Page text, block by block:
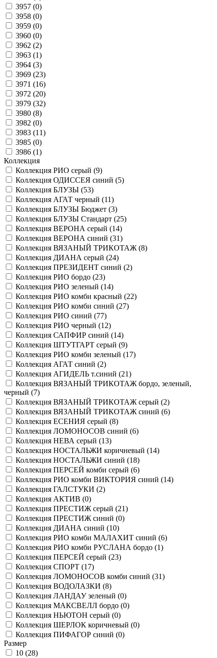
3957 (0)
3958 (0)
3959 (0)
3960 (0)
3962 (2)
3963 (1)
3964 (3)
3969 (23)
3971 (16)
3972 (20)
3979 (32)
3980 (8)
3982 (0)
3983 (11)
3985 (0)
3986 (1)
Коллекция
Коллекция РИО серый (9)
Коллекция ОДИССЕЯ синий (5)
Коллекция БЛУЗЫ (53)
Коллекция АГАТ черный (11)
Коллекция БЛУЗЫ Бюджет (3)
Коллекция БЛУЗЫ Стандарт (25)
Коллекция ВЕРОНА серый (14)
Коллекция ВЕРОНА синий (31)
Коллекция ВЯЗАНЫЙ ТРИКОТАЖ (8)
Коллекция ДИАНА серый (24)
Коллекция ПРЕЗИДЕНТ синий (2)
Коллекция РИО бордо (23)
Коллекция РИО зеленый (14)
Коллекция РИО комби красный (22)
Коллекция РИО комби синий (27)
Коллекция РИО синий (77)
Коллекция РИО черный (12)
Коллекция САПФИР синий (14)
Коллекция ШТУТГАРТ серый (9)
Коллекция РИО комби зеленый (17)
Коллекция АГАТ синий (2)
Коллекция АГИДЕЛЬ т.синий (21)
Коллекция ВЯЗАНЫЙ ТРИКОТАЖ бордо, зеленый,
черный (7)
Коллекция ВЯЗАНЫЙ ТРИКОТАЖ серый (2)
Коллекция ВЯЗАНЫЙ ТРИКОТАЖ синий (6)
Коллекция ЕСЕНИЯ серый (8)
Коллекция ЛОМОНОСОВ синий (6)
Коллекция НЕВА серый (13)
Коллекция НОСТАЛЬЖИ коричневый (14)
Коллекция НОСТАЛЬЖИ синий (18)
Коллекция ПЕРСЕЙ комби серый (6)
Коллекция РИО комби ВИКТОРИЯ синий (14)
Коллекция ГАЛСТУКИ (2)
Коллекция АКТИВ (0)
Коллекция ПРЕСТИЖ серый (21)
Коллекция ПРЕСТИЖ синий (0)
Коллекция ДИАНА синий (10)
Коллекция РИО комби МАЛАХИТ синий (6)
Коллекция РИО комби РУСЛАНА бордо (1)
Коллекция ПЕРСЕЙ серый (23)
Коллекция СПОРТ (17)
Коллекция ЛОМОНОСОВ комби синий (31)
Коллекция ВОДОЛАЗКИ (8)
Коллекция ЛАНДАУ зеленый (0)
Коллекция МАКСВЕЛЛ бордо (0)
Коллекция НЬЮТОН серый (0)
Коллекция ШЕРЛОК коричневый (0)
Коллекция ПИФАГОР синий (0)
Размер
10 (28)